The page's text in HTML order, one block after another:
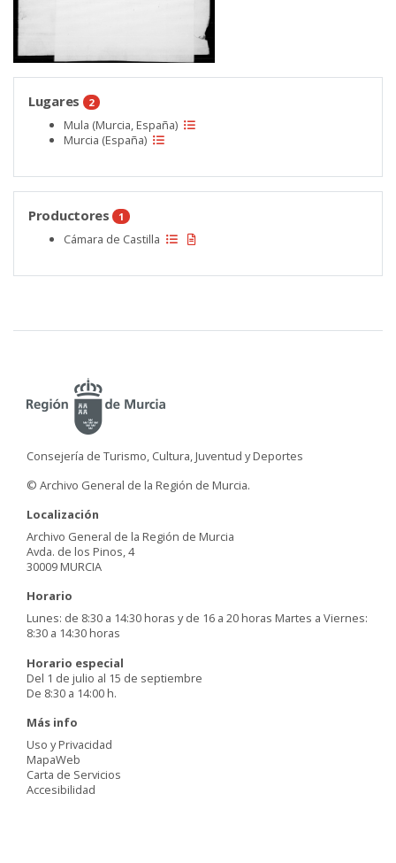
Lugares 2
Mula (Murcia, España)
Murcia (España)
Productores 1
Cámara de Castilla
Consejería de Turismo, Cultura, Juventud y Deportes
© Archivo General de la Región de Murcia.
Localización
Archivo General de la Región de Murcia
Avda. de los Pinos, 4
30009 MURCIA
Horario
Lunes: de 8:30 a 14:30 horas y de 16 a 20 horas Martes a Viernes:
8:30 a 14:30 horas
Horario especial
Del 1 de julio al 15 de septiembre
De 8:30 a 14:00 h.
Más info
Uso y Privacidad
MapaWeb
Carta de Servicios
Accesibilidad